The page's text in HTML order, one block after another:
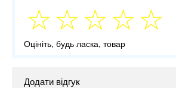
Оцініть, будь ласка, товар
Додати відгук